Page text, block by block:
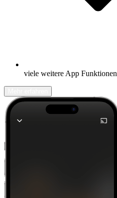
viele weitere App Funktionen